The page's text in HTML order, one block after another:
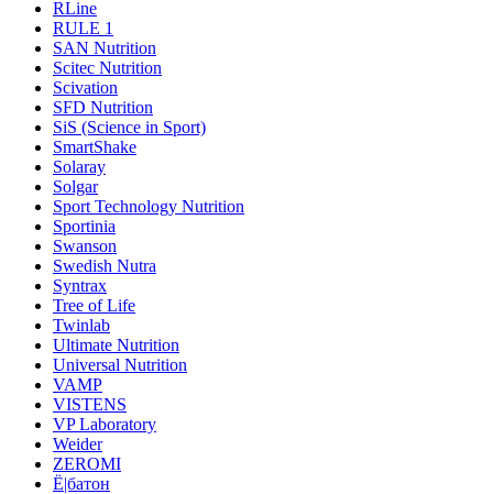
RLine
RULE 1
SAN Nutrition
Scitec Nutrition
Scivation
SFD Nutrition
SiS (Science in Sport)
SmartShake
Solaray
Solgar
Sport Technology Nutrition
Sportinia
Swanson
Swedish Nutra
Syntrax
Tree of Life
Twinlab
Ultimate Nutrition
Universal Nutrition
VAMP
VISTENS
VP Laboratory
Weider
ZEROMI
Ё|батон